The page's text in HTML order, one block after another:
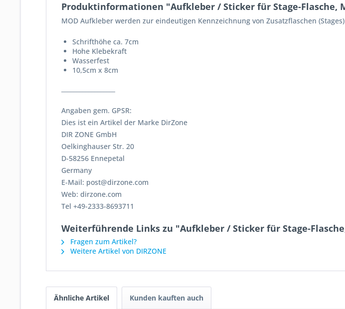
Produktinformationen "Aufkleber / Sticker für Stage-Flasche,
MOD Aufkleber werden zur eindeutigen Kennzeichnung von Zusatzflaschen
Schrifthöhe ca. 7cm
Hohe Klebekraft
Wasserfest
10,5cm x 8cm
Angaben gem. GPSR:
Dies ist ein Artikel der Marke DirZone
DIR ZONE GmbH
Oelkinghauser Str. 20
D-58256 Ennepetal
Germany
E-Mail: post@dirzone.com
Web: dirzone.com
Tel +49-2333-8693711
Weiterführende Links zu "Aufkleber / Sticker für Stage-
Fragen zum Artikel?
Weitere Artikel von DIRZONE
Ähnliche Artikel Kunden kauften auch